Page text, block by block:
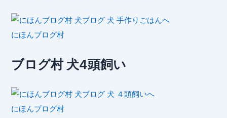
にほんブログ村
ブログ村 犬4頭飼い
にほんブログ村